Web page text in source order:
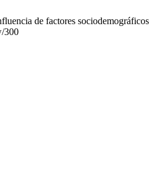
de factores
300